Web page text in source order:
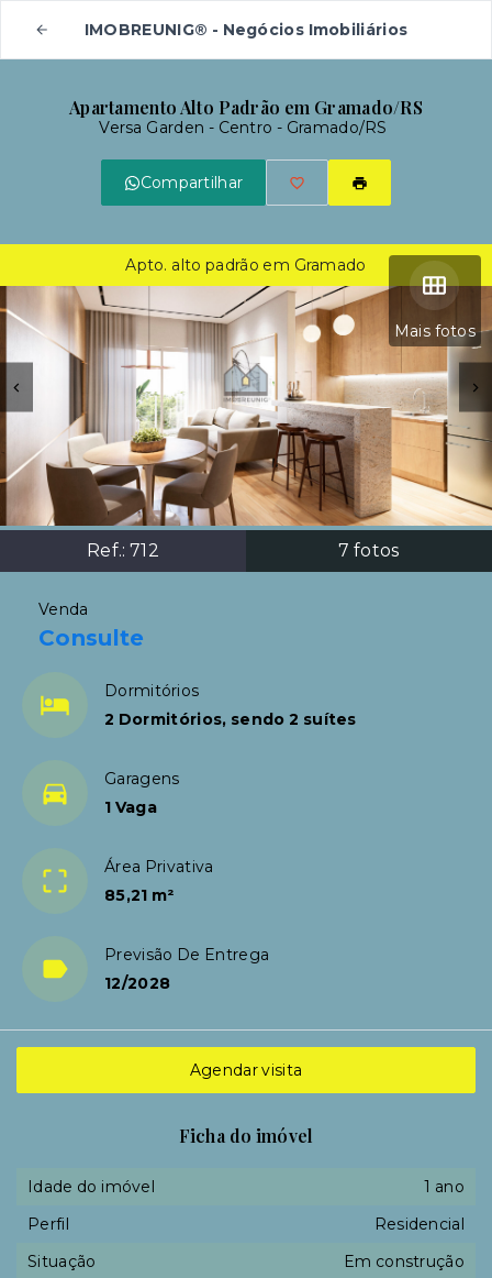
IMOBREUNIG® - Negócios Imobiliários
Apartamento Alto Padrão em Gramado/RS
Versa Garden - Centro - Gramado/RS
Compartilhar
Mais fotos
Ref.:712 7 fotos
Apto. alto padrão em Gramado
Venda
Consulte
Dormitórios
2 Dormitórios, sendo 2 suítes
Garagens
1 Vaga
Área Privativa
85,21 m²
Previsão De Entrega
12/2028
Agendar visita
Ficha do imóvel
Idade do imóvel
1 ano
Perfil
Residencial
Situação
Em construção